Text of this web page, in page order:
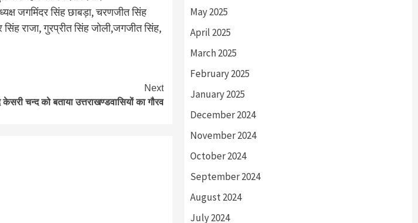
जगमिंदर सिंह छाबड़ा, चरणजीत सिंह
राजा, गुरप्रीत सिंह जोली,जगजीत सिंह,
Next
चन्द को बताया उत्तराखण्डवासियों का गौरव
May 2025
April 2025
March 2025
February 2025
January 2025
December 2024
November 2024
October 2024
September 2024
August 2024
July 2024